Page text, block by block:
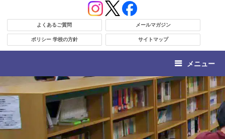
よくあるご質問 メールマガジン
ポリシー 学校の方針 サイトマップ
メニュー